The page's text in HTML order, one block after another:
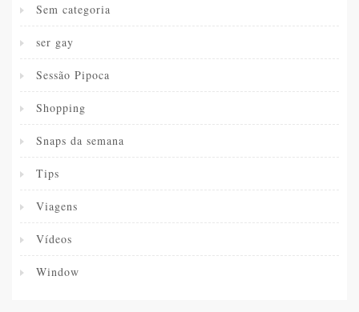
Sem categoria
ser gay
Sessão Pipoca
Shopping
Snaps da semana
Tips
Viagens
Vídeos
Window